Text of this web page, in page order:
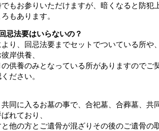
もお参りいただけますが、暗くなると防犯
もあります。
忌法要はいらないの？
り、回忌法要までセットでついている所や
岸供養、
供養のみとなっている所がありますのでご
ださい。
同に入るお墓の事で、合祀墓、合葬墓、共
れており、
他の方とご遺骨が混ざりその後のご遺骨の